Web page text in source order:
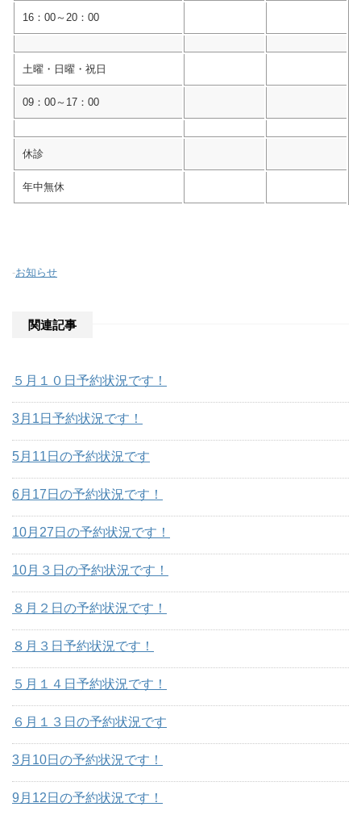
16：00～20：00
土曜・日曜・祝日
09：00～17：00
休診
年中無休
-お知らせ
関連記事
５月１０日予約状況です！
3月1日予約状況です！
5月11日の予約状況です
6月17日の予約状況です！
10月27日の予約状況です！
10月３日の予約状況です！
８月２日の予約状況です！
８月３日予約状況です！
５月１４日予約状況です！
６月１３日の予約状況です
3月10日の予約状況です！
9月12日の予約状況です！